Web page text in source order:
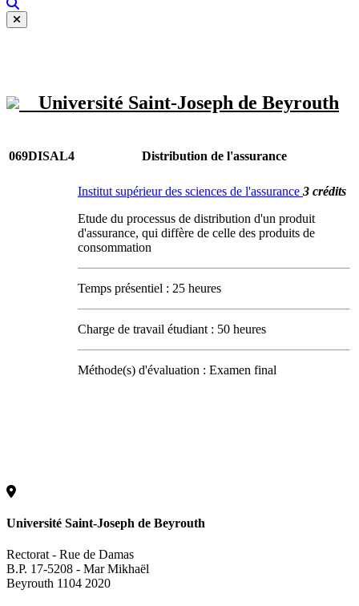
Université Saint-Joseph de Beyrouth
069DISAL4 Distribution de l'assurance
Institut supérieur des sciences de l'assurance 3 crédits
Etude du processus de distribution d'un produit
d'assurance, qui diffère de celle des produits de
consommation
Temps présentiel : 25 heures
Charge de travail étudiant : 50 heures
Méthode(s) d'évaluation : Examen final
Université Saint-Joseph de Beyrouth
Rectorat - Rue de Damas
B.P. 17-5208 - Mar Mikhaël
Beyrouth 1104 2020